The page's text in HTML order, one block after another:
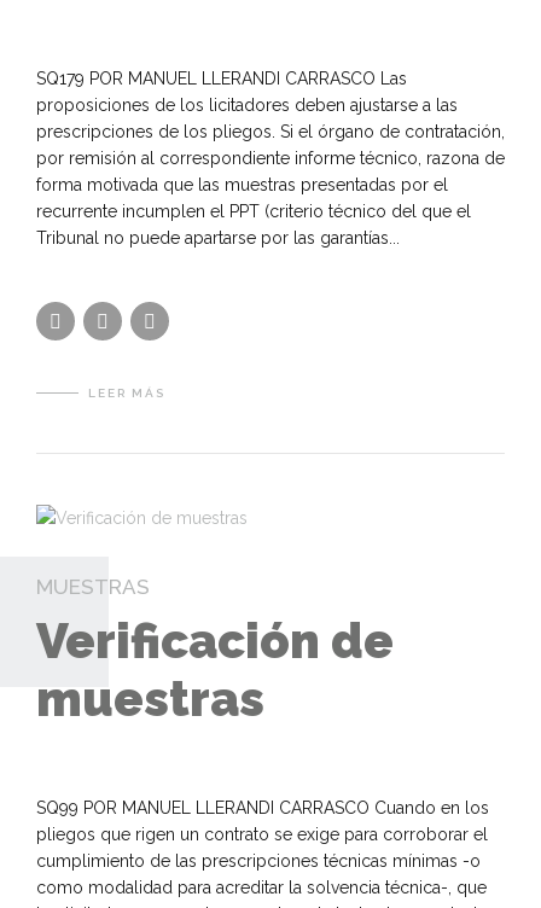
SQ179 POR MANUEL LLERANDI CARRASCO Las
proposiciones de los licitadores deben ajustarse a las
prescripciones de los pliegos. Si el órgano de contratación,
por remisión al correspondiente informe técnico, razona de
forma motivada que las muestras presentadas por el
recurrente incumplen el PPT (criterio técnico del que el
Tribunal no puede apartarse por las garantías...
LEER MÁS
MUESTRAS
Verificación de
muestras
SQ99 POR MANUEL LLERANDI CARRASCO Cuando en los
pliegos que rigen un contrato se exige para corroborar el
cumplimiento de las prescripciones técnicas mínimas -o
como modalidad para acreditar la solvencia técnica-, que